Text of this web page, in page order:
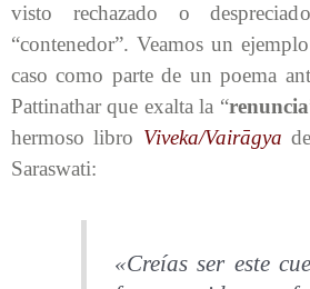
visto rechazado o
“contenedor”. Veamos un
caso como parte de un poema
Pattinathar que exalta la “renuncia
hermoso libro Viveka/Vairāgya
Saraswati:
«Creías ser este